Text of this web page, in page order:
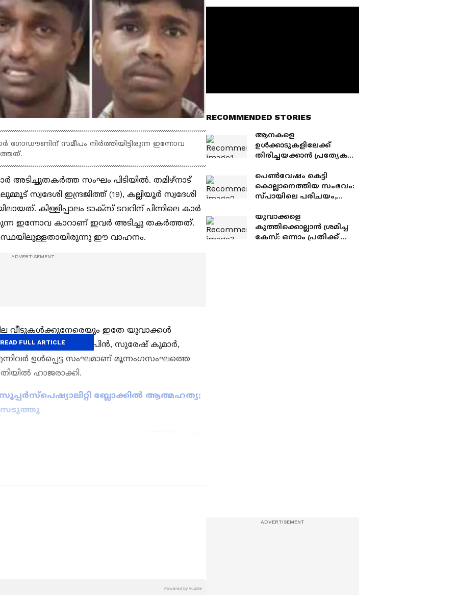
ഗോഡൗണിന് സമീപം നിർത്തിയിട്ടിരുന്ന ഇന്നോവ
അടിച്ചുതകര്‍ത്ത സംഘം പിടിയില്‍. തമിഴ്‌നാട്
സ്വദേശി ഇന്ദ്രജിത്ത് (19), കല്ലിയൂര്‍ സ്വദേശി
കിള്ളിപ്പാലം ടാക്‌സ് ടവറിന് പിന്നിലെ കാര്‍
ഇന്നോവ കാറാണ് ഇവര്‍ അടിച്ചു തകര്‍ത്തത്.
ഈ വാഹനം.
വീടുകള്‍ക്കുനേരെയും ഇതേ യുവാക്കള്‍
എസ്.ഐമാരായ വിപിന്‍, സുരേഷ് കുമാര്‍,
ഉള്‍പ്പെട്ട സംഘമാണ് മൂന്നംഗസംഘത്തെ
ഹാജരാക്കി.
ബ്ലോക്കിൽ ആത്മഹത്യ;
READ FULL ARTICLE
RECOMMENDED STORIES
ആനകളെ
ഉൾക്കാടുകളിലേക്ക്
തിരിച്ചയക്കാൻ പ്രത്യേക
വിദ്യാഭ്യാസ മന്ത്രി റോജി
എം ജോൺ
പെൺവേഷം കെട്ടി
കൊല്ലാനെത്തിയ സംഭവം:
സ്പായിലെ പരിചയം,
സ്വകാര്യദൃശ്യങ്ങൾ
അയച്ചതോടെ പക
യുവാക്കളെ
കുത്തിക്കൊല്ലാൻ ശ്രമിച്ച
കേസ്: ഒന്നാം പ്രതിക്ക് ആറ്